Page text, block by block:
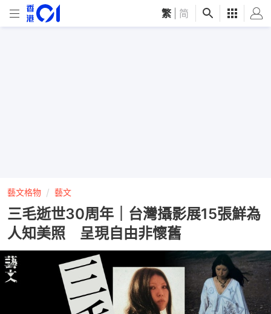
繁 简
藝文格物 藝文
三毛逝世30周年｜台灣攝影展15張鮮為
人知美照 呈現自由非懷舊